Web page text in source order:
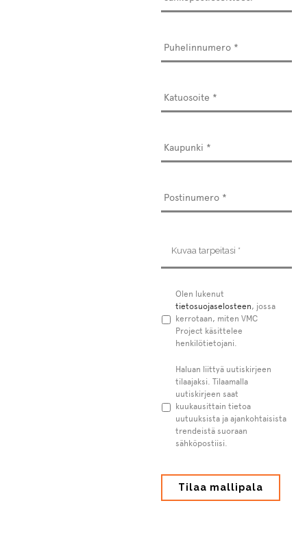
tarpeitasi *
Tietosuojaseloste
Olen lukenut
tietosuojaselosteen, jossa
kerrotaan, miten VMC
Project käsittelee
henkilötietojani.
Uutiskirje
Haluan liittyä uutiskirjeen
tilaajaksi. Tilaamalla
uutiskirjeen saat
kuukausittain tietoa
uutuuksista ja ajankohtaisista
trendeistä suoraan
sähköpostiisi.